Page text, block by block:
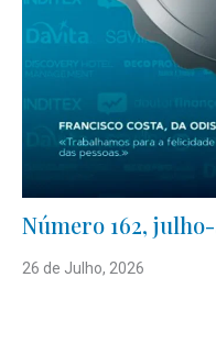
Número 162,
26 de Julho, 2026